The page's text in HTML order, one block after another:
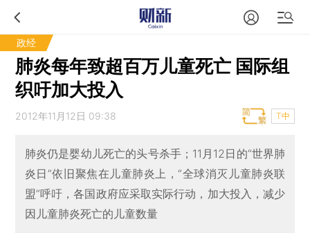
政经
肺炎每年致超百万儿童死亡 国际组
织吁加大投入
2012年11月12日 09:38 T中
肺炎仍是婴幼儿死亡的头号杀手；11月12日的“世界肺
炎日”依旧聚焦在儿童肺炎上，“全球消灭儿童肺炎联
盟”呼吁，各国政府应采取实际行动，加大投入，减少
因儿童肺炎死亡的儿童数量